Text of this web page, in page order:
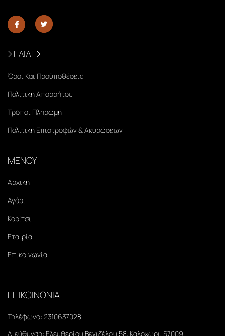
ΣΕΛΙΔΕΣ
Όροι Και Προϋποθέσεις
Πολιτική Απορρήτου
Τρόποι Πληρωμή
Πολιτική Επιστροφών & Ακυρώσεων
ΜΕΝΟΥ
Αρχική
Αγόρι
Κορίτσι
Εταιρία
Επικοινωνία
ΕΠΙΚΟΙΝΩΝΙΑ
Τηλέφωνο: 2310637028
Διεύθυνση: Ελευθερίου Βενιζέλου 58, Καλοχώρι, 57009